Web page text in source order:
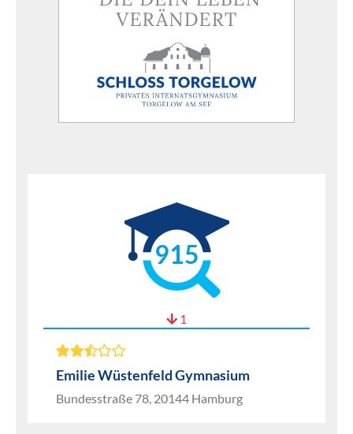
915
1
Emilie Wüstenfeld Gymnasium
Bundesstraße 78, 20144 Hamburg